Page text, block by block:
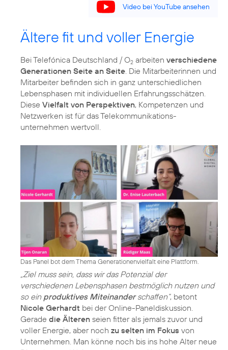
Video bei YouTube ansehen
Ältere fit und voller Energie
Bei Telefónica Deutschland / O2 arbeiten verschiedene
Generationen Seite an Seite . Die Mitarbeiterinnen und
Mitarbeiter befinden sich in ganz unterschiedlichen
Lebensphasen mit individuellen Erfahrungsschätzen.
Diese Vielfalt von Perspektiven, Kompetenzen und
Netzwerken ist für das Telekommunikations­
unternehmen wertvoll.
Das Panel bot dem Thema Generationenvielfalt eine Plattform.
„Ziel muss sein, dass wir das Potenzial der
verschiedenen Lebensphasen bestmöglich nutzen und
so ein produktives Miteinanderschaffen“, betont
Nicole Gerhardt bei der Online-Paneldiskussion.
Gerade die Älteren seien fitter als jemals zuvor und
voller Energie, aber noch zu selten im Fokus von
Unternehmen. Man könne noch bis ins hohe Alter neue